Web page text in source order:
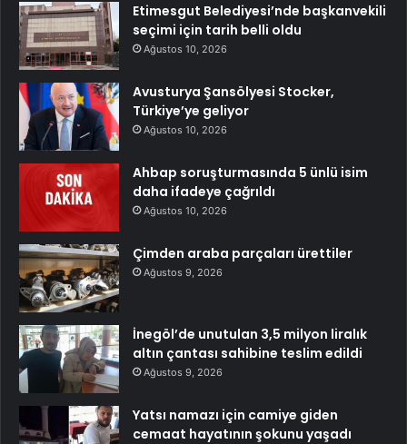
Etimesgut Belediyesi’nde başkanvekili
seçimi için tarih belli oldu
Ağustos 10, 2026
Avusturya Şansölyesi Stocker,
Türkiye’ye geliyor
Ağustos 10, 2026
Ahbap soruşturmasında 5 ünlü isim
daha ifadeye çağrıldı
Ağustos 10, 2026
Çimden araba parçaları ürettiler
Ağustos 9, 2026
İnegöl’de unutulan 3,5 milyon liralık
altın çantası sahibine teslim edildi
Ağustos 9, 2026
Yatsı namazı için camiye giden
cemaat hayatının şokunu yaşadı